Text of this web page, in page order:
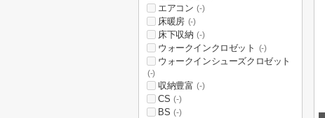
エアコン (-)
床暖房 (-)
床下収納 (-)
ウォークインクロゼット (-)
ウォークインシューズクロゼット
(-)
収納豊富 (-)
CS (-)
BS (-)